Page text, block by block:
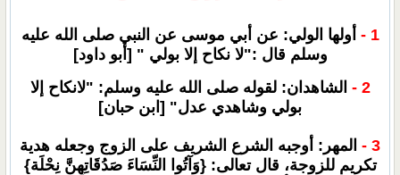
1 -
أولها الولي: عن أبي موسى عن النبي صلى الله عليه
وسلم قال :"لا نكاح إلا بولي " [أبو داود]
2 -
الشاهدان: لقوله صلى الله عليه وسلم: "لانكاح إلا
بولي وشاهدي عدل" [ابن حبان]
3 -
المهر: أوجبه الشرع الشريف على الزوج وجعله هدية
تكريم للزوجة، قال تعالى: {وَآتُوا النِّسَاءَ صَدُقَاتِهِنَّ نِحْلَة}